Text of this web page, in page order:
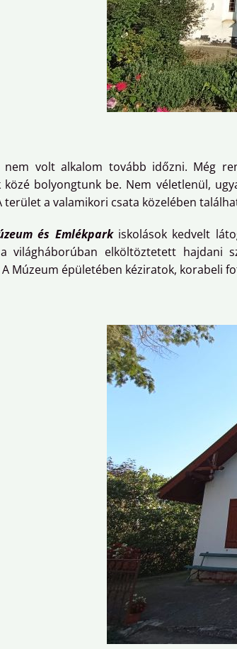
nem volt alkalom tovább időzni. Még
közé bolyongtunk be. Nem véletlenül,
terület a valamikori csata közelében
és Emlékpark iskolások kedvelt
világháborúban elköltöztetett
Múzeum épületében kéziratok, korabeli